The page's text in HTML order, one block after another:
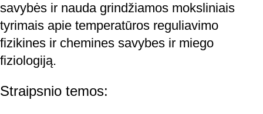
savybės ir nauda grindžiamos moksliniais
tyrimais apie temperatūros reguliavimo
fizikines ir chemines savybes ir miego
fiziologiją.
Straipsnio temos: